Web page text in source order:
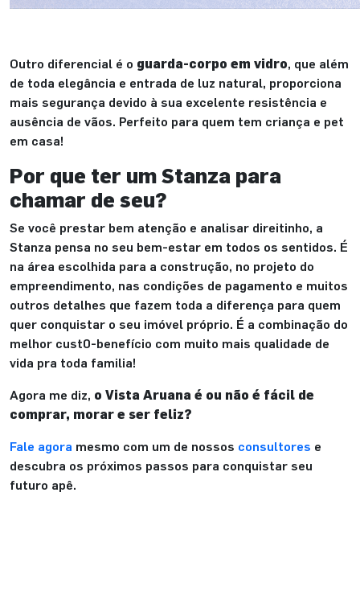
Outro diferencial é o guarda-corpo em vidro, que além
de toda elegância e entrada de luz natural, proporciona
mais segurança devido à sua excelente resistência e
ausência de vãos. Perfeito para quem tem criança e pet
em casa!
Por que ter um Stanza para
chamar de seu?
Se você prestar bem atenção e analisar direitinho, a
Stanza pensa no seu bem-estar em todos os sentidos. É
na área escolhida para a construção, no projeto do
empreendimento, nas condições de pagamento e muitos
outros detalhes que fazem toda a diferença para quem
quer conquistar o seu imóvel próprio. É a combinação do
melhor cust0-benefício com muito mais qualidade de
vida pra toda familia!
Agora me diz, o Vista Aruana é ou não é fácil de
comprar, morar e ser feliz?
Fale agora mesmo com um de nossos consultores e
descubra os próximos passos para conquistar seu
futuro apê.